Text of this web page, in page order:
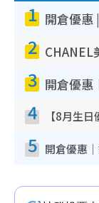
1
2
3
4
5